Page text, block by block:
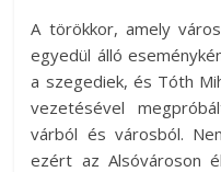
A törökkor, amely
egyedül álló
a szegediek, és Tóth
vezetésével
várból és városból.
ezért az Alsóvároson